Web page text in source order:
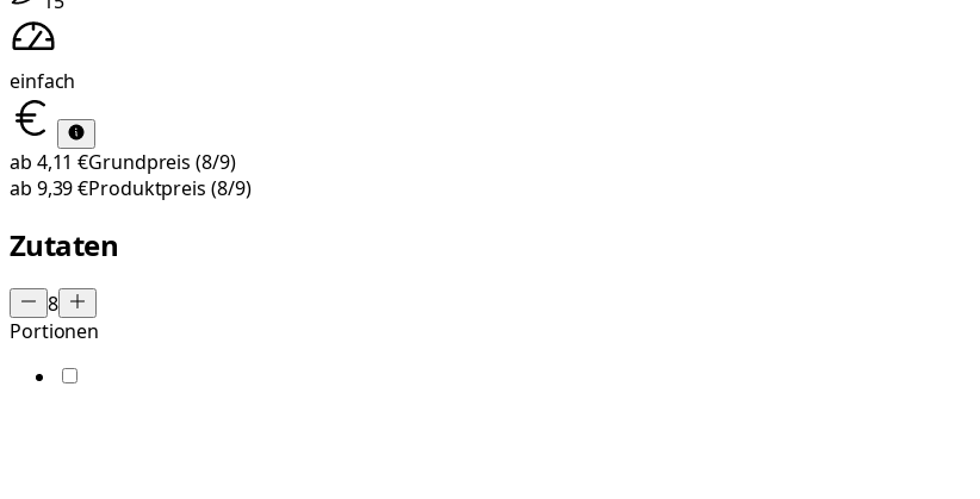
einfach
ab 4,11 €Grundpreis (8/9)
ab 9,39 €Produktpreis (8/9)
Zutaten
8
Portionen